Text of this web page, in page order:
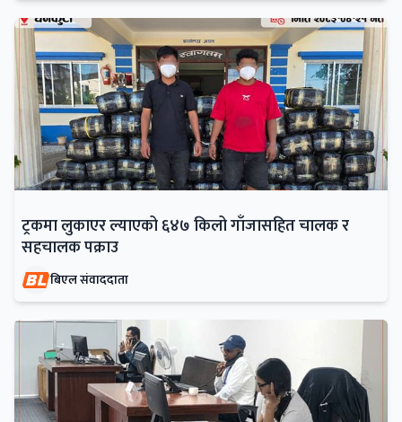
ट्रकमा लुकाएर ल्याएको ६४७ किलो गाँजासहित चालक र
सहचालक पक्राउ
बिएल संवाददाता